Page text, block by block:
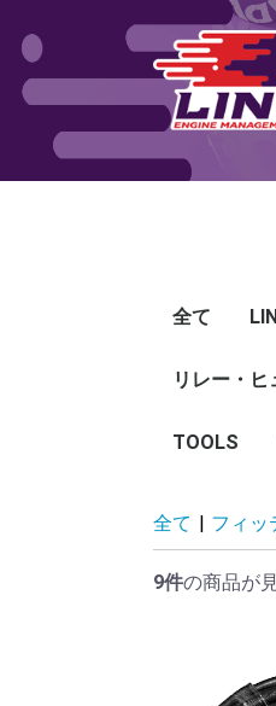
全て
リレー・ヒ
リレー
リレーBOX
ヒューズケ
ブレーカー
ブレーカー
TOOLS
全て フィッ
9件の商品が